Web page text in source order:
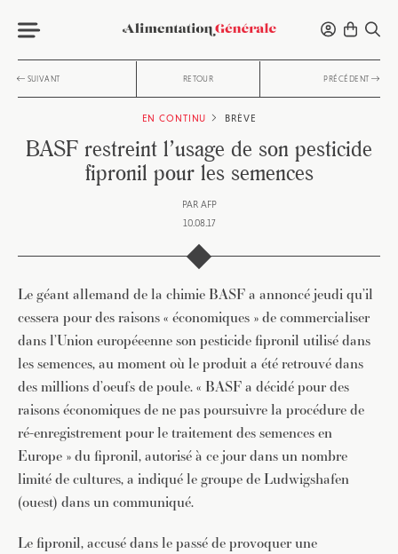
SUIVANT RETOUR PRÉCÉDENT
EN CONTINU BRÈVE
BASF restreint l’usage de son pesticide
fipronil pour les semences
PAR AFP
10.08.17
Le géant allemand de la chimie BASF a annoncé jeudi qu’il
cessera pour des raisons « économiques » de commercialiser
dans l’Union européeenne son pesticide fipronil utilisé dans
les semences, au moment où le produit a été retrouvé dans
des millions d’oeufs de poule. « BASF a décidé pour des
raisons économiques de ne pas poursuivre la procédure de
ré-enregistrement pour le traitement des semences en
Europe » du fipronil, autorisé à ce jour dans un nombre
limité de cultures, a indiqué le groupe de Ludwigshafen
(ouest) dans un communiqué.
Le fipronil, accusé dans le passé de provoquer une